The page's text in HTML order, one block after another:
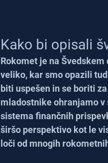
Kako bi opisali
Rokomet je na
veliko, kar smo opazili
biti uspešen in se boriti
mladostnike ohranjamo
sistema finančnih
širšo perspektivo kot le
loči od mnogih